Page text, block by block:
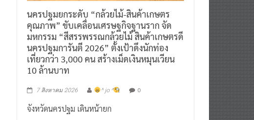
นครปฐมยกระดับ “กล้วยไม้-สินค้าเกษตร
คุณภาพ” ขับเคลื่อนเศรษฐกิจฐานราก จัด
มหกรรม “สีสรรพรรณกล้วยไม้ สินค้าเกษตรดี
นครปฐมการันตี 2026” ตั้งเป้าดึงนักท่อง
เที่ยวกว่า 3,000 คน สร้างเม็ดเงินหมุนเวียน
10 ล้านบาท